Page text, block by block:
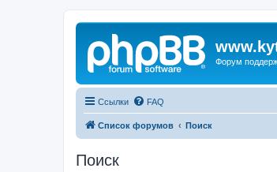
Форум
Ссылки FAQ
Список форумов Поиск
Поиск